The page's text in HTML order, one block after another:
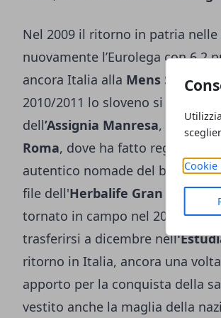
Cookie
Nel 2009 il ritorno in patria nelle
nuovamente l’Eurolega con 6,2
ancora Italia alla Mens Sana
2010/2011 lo sloveno si regalerà
dell’Assignia Manresa, poi
Roma, dove ha fatto registrare
autentico nomade del basket
file dell'Herbalife Gran Canaria
tornato in campo nel 2013/2014
trasferirsi a dicembre nell
ritorno in Italia, ancora una
apporto per la conquista della
vestito anche la maglia della